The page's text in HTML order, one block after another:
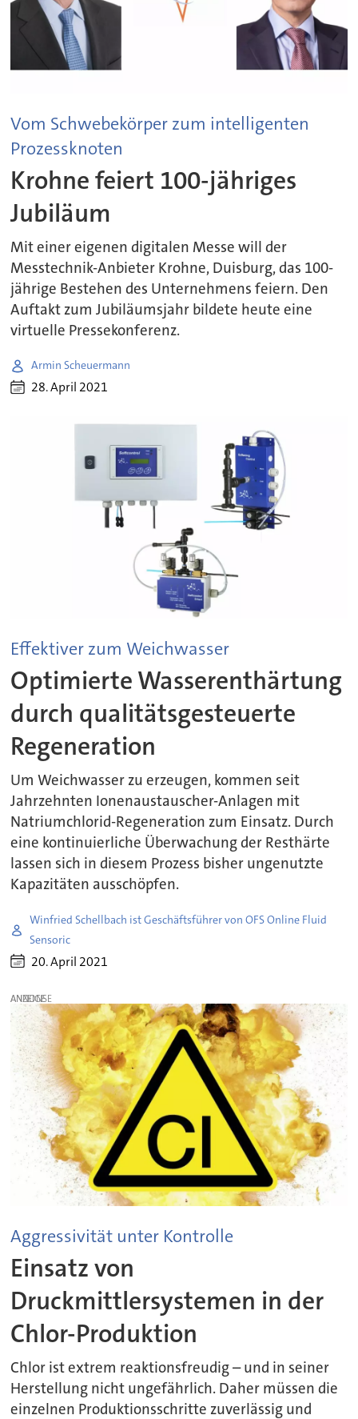
Vom Schwebekörper zum intelligenten
Prozessknoten
Krohne feiert 100-jähriges
Jubiläum
Mit einer eigenen digitalen Messe will der
Messtechnik-Anbieter Krohne, Duisburg, das 100-
jährige Bestehen des Unternehmens feiern. Den
Auftakt zum Jubiläumsjahr bildete heute eine
virtuelle Pressekonferenz.
Armin Scheuermann
28. April 2021
Effektiver zum Weichwasser
Optimierte Wasserenthärtung
durch qualitätsgesteuerte
Regeneration
Um Weichwasser zu erzeugen, kommen seit
Jahrzehnten Ionenaustauscher-Anlagen mit
Natriumchlorid-Regeneration zum Einsatz. Durch
eine kontinuierliche Überwachung der Resthärte
lassen sich in diesem Prozess bisher ungenutzte
Kapazitäten ausschöpfen.
Winfried Schellbach ist Geschäftsführer von OFS Online Fluid
Sensoric
20. April 2021
ANZEIGE
Aggressivität unter Kontrolle
Einsatz von
Druckmittlersystemen in der
Chlor-Produktion
Chlor ist extrem reaktionsfreudig – und in seiner
Herstellung nicht ungefährlich. Daher müssen die
einzelnen Produktionsschritte zuverlässig und